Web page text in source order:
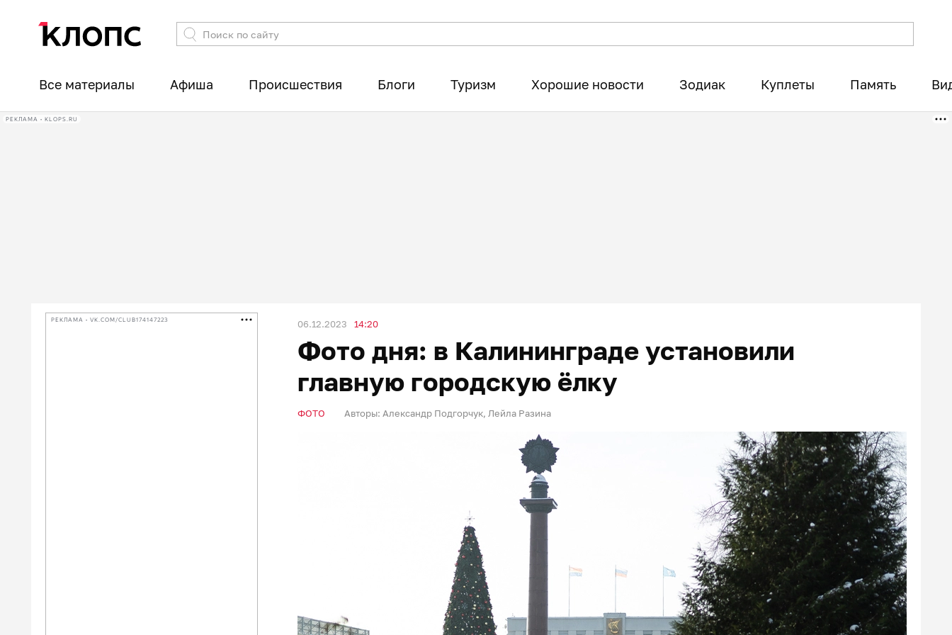
Все материалы Афиша Происшествия Блоги Туризм Хорошие новости Зодиак Куплеты Память
РЕКЛАМА • KLOPS.RU
РЕКЛАМА • VK.COM/CLUB174147223 06.12.2023 14:20
Фото дня: в Калининграде установили
главную городскую ёлку
ФОТО Авторы: Александр Подгорчук, Лейла Разина